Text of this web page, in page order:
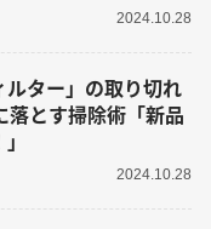
2024.10.28
ター」の取り切れ
落とす掃除術「新品
2024.10.28